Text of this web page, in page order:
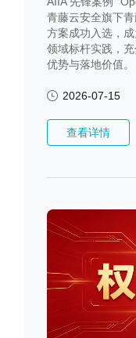
青藤云安全旗下
方案成功入选，
领域标杆实践，
优势与落地价值。
2026-07-15
查看详情